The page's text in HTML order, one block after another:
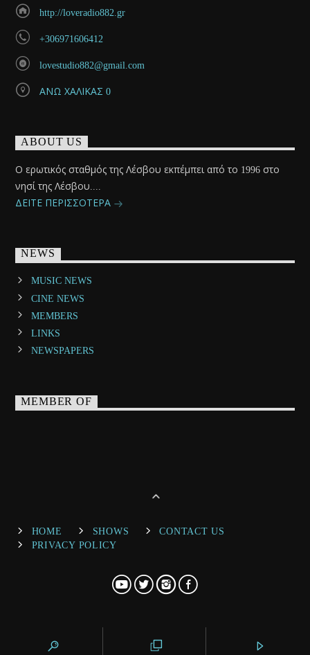
http://loveradio882.gr
+306971606412
lovestudio882@gmail.com
ΑΝΩ ΧΑΛΙΚΑΣ 0
ABOUT US
Ο ερωτικός σταθμός της Λέσβου εκπέμπει από το 1996 στο
νησί της Λέσβου....
ΔΕΙΤΕ ΠΕΡΙΣΣΟΤΕΡΑ
NEWS
MUSIC NEWS
CINE NEWS
MEMBERS
LINKS
NEWSPAPERS
MEMBER OF
HOME SHOWS
CONTACT US
PRIVACY POLICY